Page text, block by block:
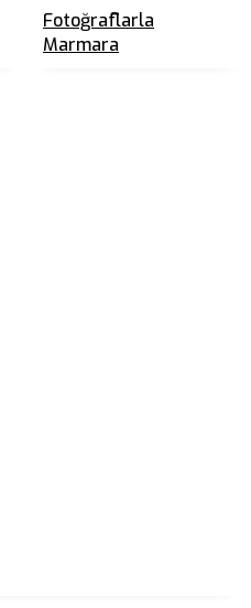
Fotoğraflarla
Marmara